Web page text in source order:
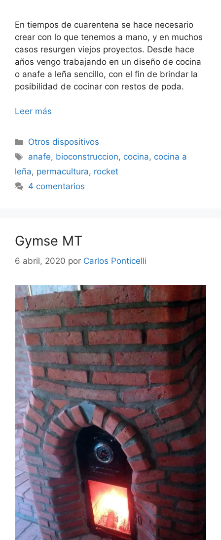
En tiempos de cuarentena se hace necesario
crear con lo que tenemos a mano, y en muchos
casos resurgen viejos proyectos. Desde hace
años vengo trabajando en un diseño de cocina
o anafe a leña sencillo, con el fin de brindar la
posibilidad de cocinar con restos de poda.
Leer más
Categorías
Otros dispositivos
Etiquetas
anafe, bioconstruccion, cocina, cocina a
leña, permacultura, rocket
4 comentarios
Gymse MT
6 abril, 2020 por Carlos Ponticelli